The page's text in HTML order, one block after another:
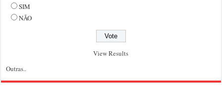
SIM
NÃO
View Results
Outras..